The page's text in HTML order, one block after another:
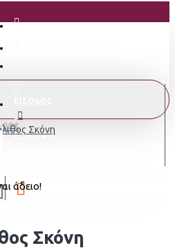
ΕΓΓΡΑΦΗ
άδειο!
Σκόνη
Σκόνη